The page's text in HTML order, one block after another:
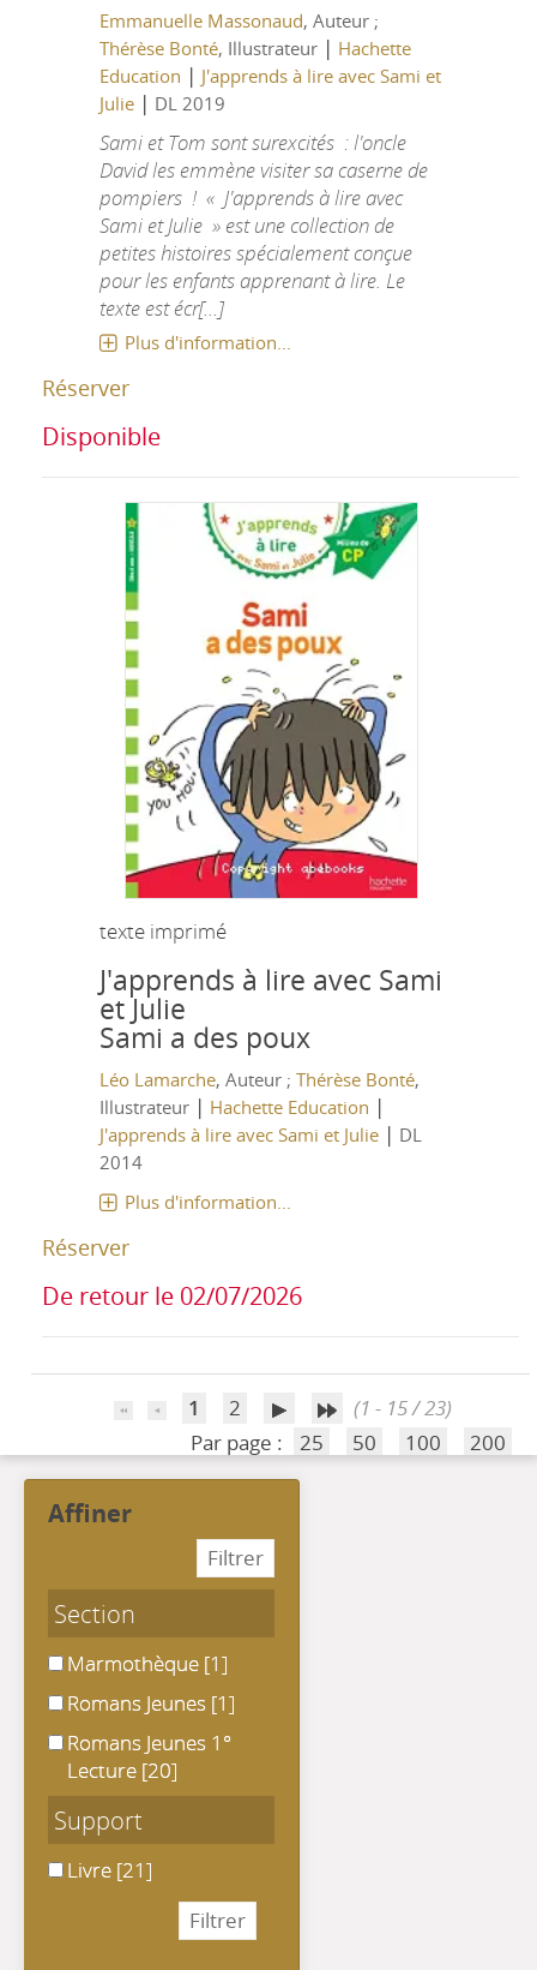
Emmanuelle Massonaud, Auteur ;
Thérèse Bonté, Illustrateur | Hachette
Education | J'apprends à lire avec Sami et
Julie| DL 2019
Sami et Tom sont surexcités : l'oncle
David les emmène visiter sa caserne de
pompiers ! « J'apprends à lire avec
Sami et Julie » est une collection de
petites histoires spécialement conçue
pour les enfants apprenant à lire. Le
texte est écr[...]
Plus d'information...
Réserver
Disponible
texte imprimé
J'apprends à lire avec Sami
et Julie
Sami a des poux
Léo Lamarche, Auteur ; Thérèse Bonté,
Illustrateur | Hachette Education |
J'apprends à lire avec Sami et Julie| DL
2014
Plus d'information...
Réserver
De retour le 02/07/2026
1 2
(1 - 15 / 23)
Par page :
25 50 100 200
affiner
Section
Marmothèque
Marmothèque [1]
Romans Jeunes
Romans Jeunes [1]
Romans Jeunes 1° Lecture
Romans Jeunes 1°
Lecture [20]
Support
LivreLivre [21]